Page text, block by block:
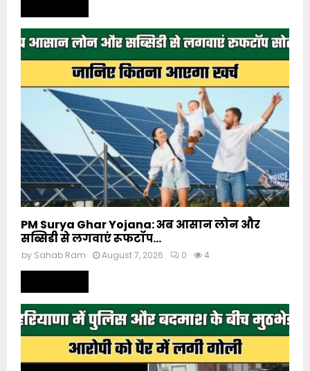
PM Surya Ghar Yojana: अब आसान लोन और
सब्सिडी से लगवाएं रूफटॉप...
by Sahab Ram August 7, 2026 0 4